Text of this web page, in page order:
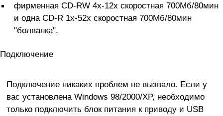
фирменная CD-RW 4x-12x скоростная 700Мб/80мин
и одна CD-R 1x-52x скоростная 700Мб/80мин
"болванка".
Подключение
Подключение никаких проблем не вызвало. Если у
вас установлена Windows 98/2000/XP, необходимо
только подключить блок питания к приводу и USB